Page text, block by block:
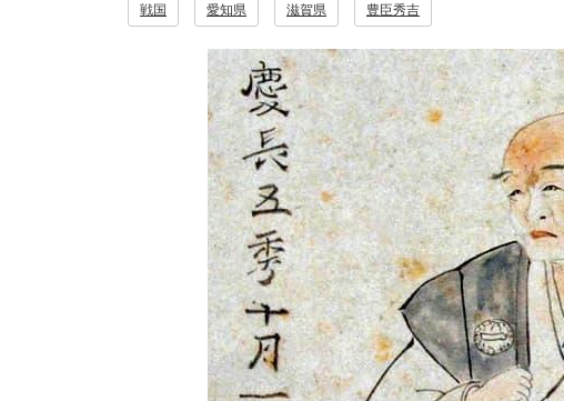
戦国 愛知県 滋賀県 豊臣秀吉